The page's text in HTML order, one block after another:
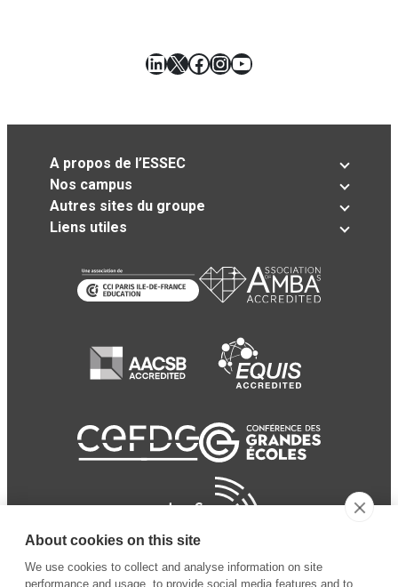
LinkedIn
X Facebook
Instagram
YouTube
A propos de l’ESSEC
Nos campus
Autres sites du groupe
Liens utiles
About cookies on this site
We use cookies to collect and analyse information on site
performance and usage, to provide social media features and to